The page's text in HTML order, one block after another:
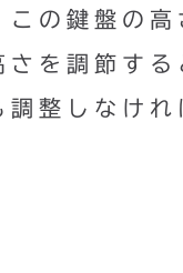
の鍵盤の
を調節す
整しなけれ